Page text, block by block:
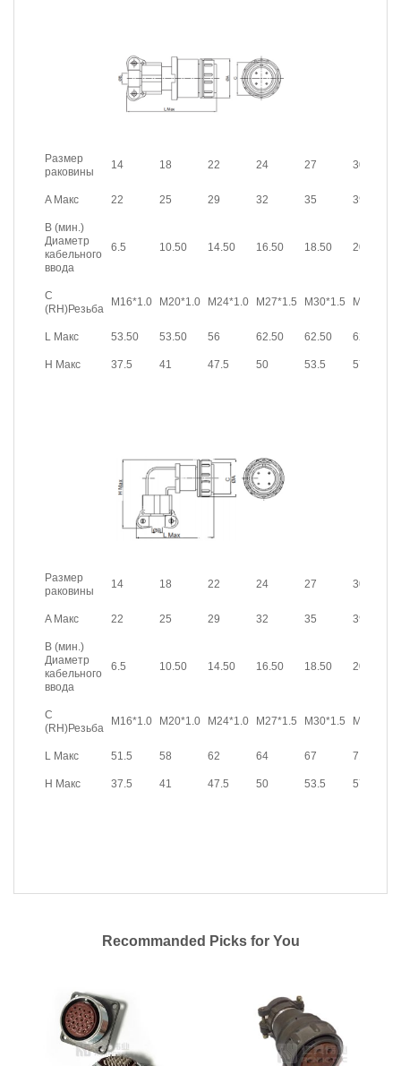
Размер
раковины
14 18 22 24 27 30
A Макс 22 25 29 32 35 39
B (мин.)
Диаметр
кабельного
ввода
6.5 10.50 14.50 16.50 18.50 20.50
C
(RH)Резьба
M16*1.0 M20*1.0 M24*1.0 M27*1.5 M30*1.5 M33*1.5
L Макс 53.50 53.50 56 62.50 62.50 62.50
H Макс 37.5 41 47.5 50 53.5 57.5
Размер
раковины
14 18 22 24 27 30
A Макс 22 25 29 32 35 39
B (мин.)
Диаметр
кабельного
ввода
6.5 10.50 14.50 16.50 18.50 20.50
C
(RH)Резьба
M16*1.0 M20*1.0 M24*1.0 M27*1.5 M30*1.5 M33*1.5
L Макс 51.5 58 62 64 67 71
H Макс 37.5 41 47.5 50 53.5 57.5
Recommanded Picks for You